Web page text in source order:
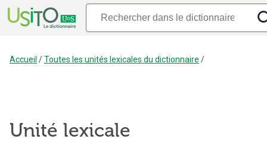
Accueil /Toutes les unités lexicales du dictionnaire /
Unité lexicale